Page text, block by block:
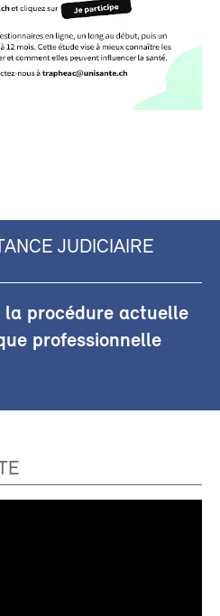
JUDICIAIRE
la procédure actuelle
professionnelle